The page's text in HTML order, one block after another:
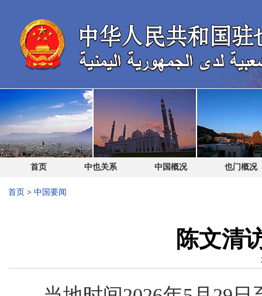
首页 中也关系 中国概况 也门概况
首页 > 中国要闻
陈文清